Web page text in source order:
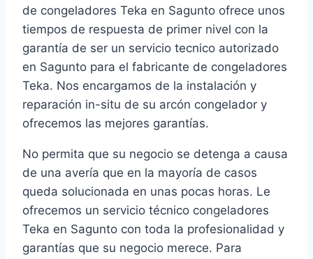
de congeladores Teka en Sagunto ofrece unos
tiempos de respuesta de primer nivel con la
garantía de ser un servicio tecnico autorizado
en Sagunto para el fabricante de congeladores
Teka. Nos encargamos de la instalación y
reparación in-situ de su arcón congelador y
ofrecemos las mejores garantías.
No permita que su negocio se detenga a causa
de una avería que en la mayoría de casos
queda solucionada en unas pocas horas. Le
ofrecemos un servicio técnico congeladores
Teka en Sagunto con toda la profesionalidad y
garantías que su negocio merece. Para